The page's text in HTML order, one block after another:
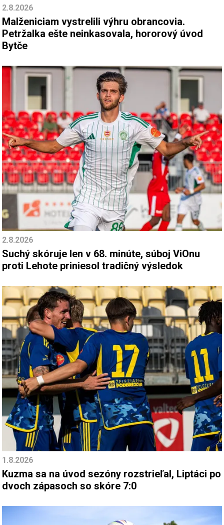
2.8.2026
Malženiciam vystrelili výhru obrancovia.
Petržalka ešte neinkasovala, hororový úvod
Bytče
2.8.2026
Suchý skóruje len v 68. minúte, súboj ViOnu
proti Lehote priniesol tradičný výsledok
1.8.2026
Kuzma sa na úvod sezóny rozstrieľal, Liptáci po
dvoch zápasoch so skóre 7:0